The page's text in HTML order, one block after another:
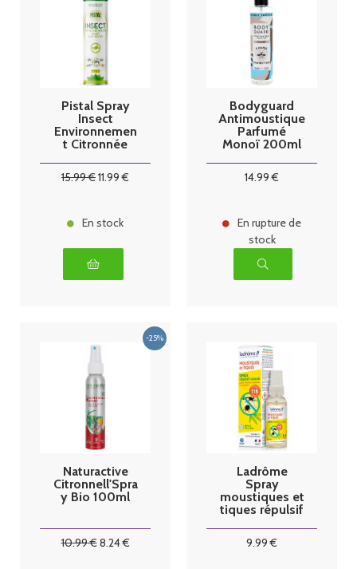
Pistal Spray
Insect
Environnemen
t Citronnée
15.99€11.99 €
En stock
Bodyguard
Antimoustique
Parfumé
Monoï 200ml
14.99 €
En rupture de
stock
Naturactive
Citronnell'Spra
y Bio 100ml
10.99€8.24€
Ladrôme
Spray
moustiques et
tiques répulsif
9.99 €